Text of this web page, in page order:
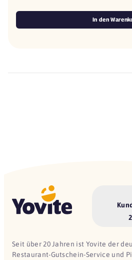
In den
Seit über 20 Jahren ist Yovite der
Restaurant-Gutschein-Service und